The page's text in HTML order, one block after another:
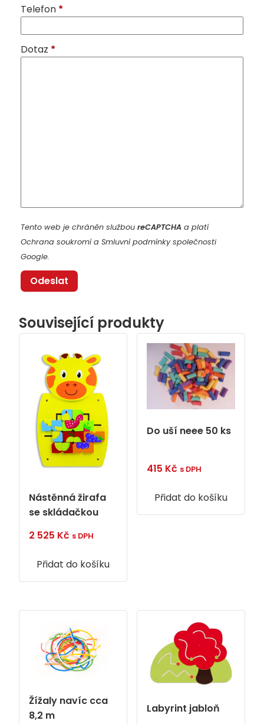
Telefon *
Dotaz *
Tento web je chráněn službou reCAPTCHA a platí
Ochrana soukromía Smluvní podmínkyspolečnosti
Google.
Související produkty
Nástěnná žirafa
se skládačkou
2 525 Kč s DPH
Přidat do košíku
Do uší neee 50 ks
415 Kč s DPH
Přidat do košíku
Žížaly navíc cca
8,2 m
Labyrint jabloň